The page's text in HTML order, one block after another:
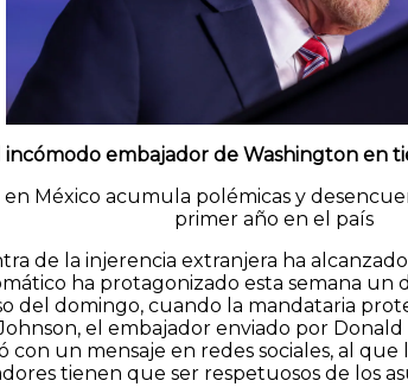
incómodo embajador de Washington en
México acumula polémicas y
primer año en el país
de la injerencia extranjera ha
ha protagonizado esta semana
del domingo, cuando la mandataria
el embajador enviado por
con un mensaje en redes sociales, al
tienen que ser respetuosos de los